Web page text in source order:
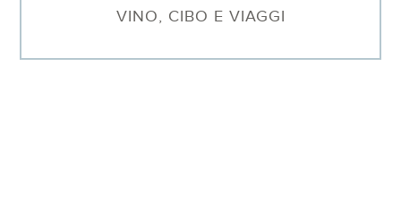
VINO, CIBO E VIAGGI